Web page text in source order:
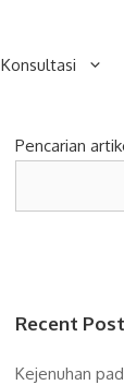
Konsultasi
Pencarian
Recent
Kejenuhan